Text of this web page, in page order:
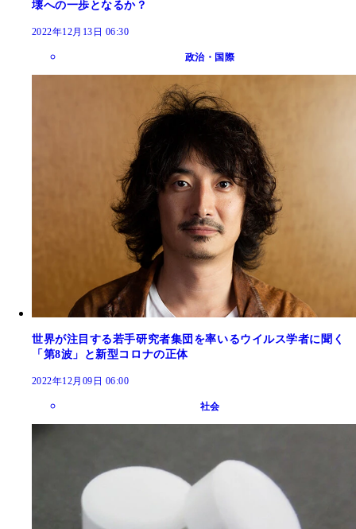
壊への一歩となるか？
2022年12月13日 06:30
政治・国際
世界が注目する若手研究者集団を率いるウイルス学者に聞く
「第8波」と新型コロナの正体
2022年12月09日 06:00
社会